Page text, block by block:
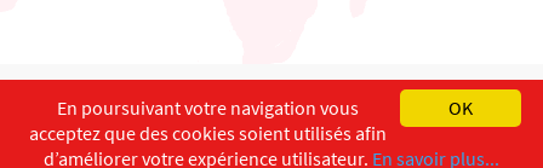
English Français
Copyright ©ISEC-AdW Impressum
OK
En poursuivant votre navigation vous
acceptez que des cookies soient utilisés afin
d’améliorer votre expérience utilisateur. En savoir plus...